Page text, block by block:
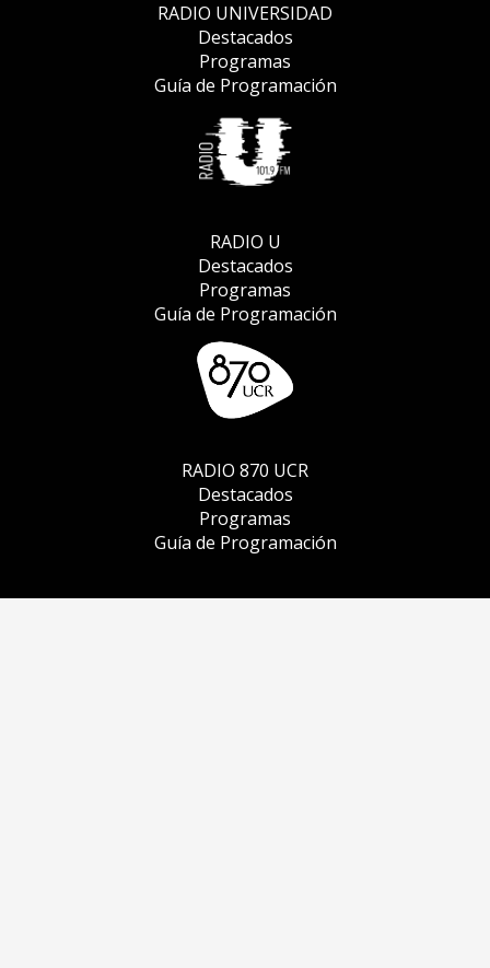
RADIO UNIVERSIDAD
Destacados
Programas
Guía de Programación
RADIO U
Destacados
Programas
Guía de Programación
RADIO 870 UCR
Destacados
Programas
Guía de Programación